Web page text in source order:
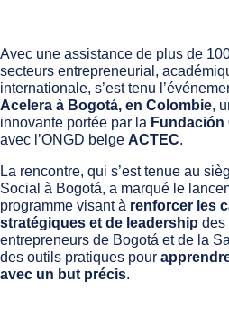
Avec une assistance de plus de
secteurs entrepreneurial,
internationale, s’est tenu
Acelera à Bogotá, en Colombie,
innovante portée par la Fundación
avec l’ONGD belge ACTEC.
La rencontre, qui s’est tenue au
Social à Bogotá, a marqué le
programme visant à renforcer les
stratégiques et de leadership des
entrepreneurs de Bogotá et de la
des outils pratiques pour
avec un but précis.